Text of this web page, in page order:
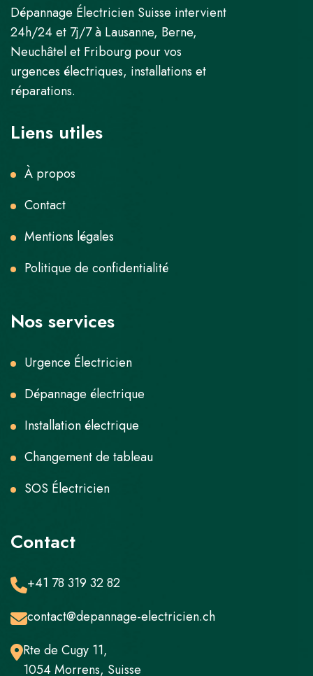
Dépannage Électricien Suisse intervient
24h/24 et 7j/7 à Lausanne, Berne,
Neuchâtel et Fribourg pour vos
urgences électriques, installations et
réparations.
Liens utiles
À propos
Contact
Mentions légales
Politique de confidentialité
Nos services
Urgence Électricien
Dépannage électrique
Installation électrique
Changement de tableau
SOS Électricien
Contact
+41 78 319 32 82
contact@depannage-electricien.ch
Rte de Cugy 11,
1054 Morrens, Suisse